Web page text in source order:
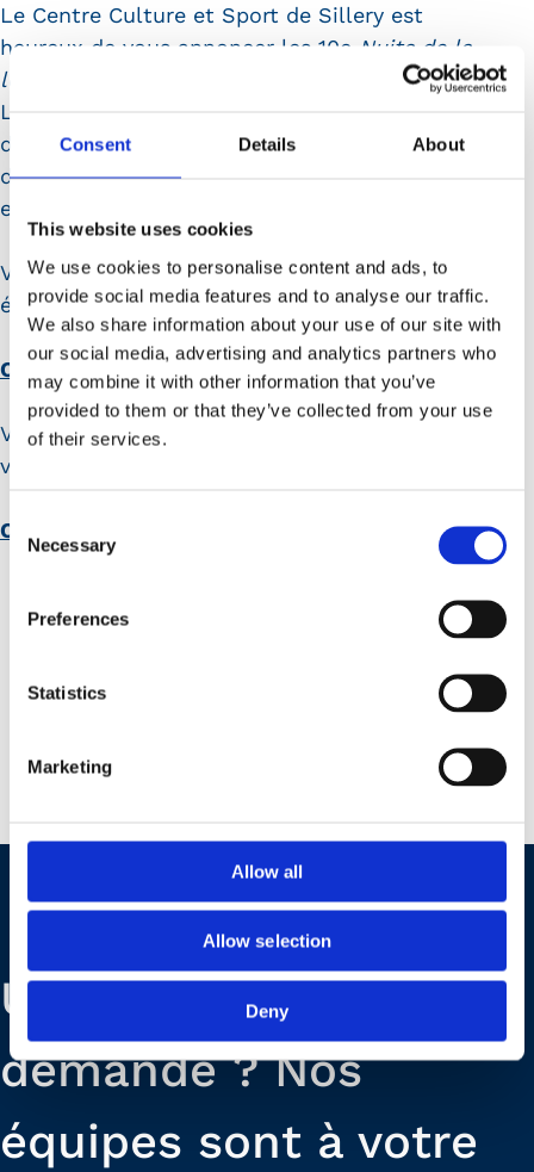
Consent Details About
This website uses cookies
We use cookies to personalise content and ads, to
provide social media features and to analyse our traffic.
We also share information about your use of our site with
our social media, advertising and analytics partners who
may combine it with other information that you’ve
provided to them or that they’ve collected from your use
of their services.
Consent
Selection
Necessary
Preferences
Statistics
Marketing
Allow all
Allow selection
Deny
Le Centre Culture et Sport de Sillery est
heureux de vous annoncer les 10e Nuits de la
lecture
organiséespar le Centre National du
Livre pour la cinquième année, qui se
dérouleront du mercredi 21 janvier au
dimanche 25 janvier 2026 sur le thème « Villes
et campagnes ».
Vous souhaitez plus d’information sur cet
évènement culturel d’ampleur national :
Cliquez ici
Vous trouverez des évènements à côté de chez
vous grâce au programme mis en ligne :
Cliquez ici
Une question, une
demande ? Nos
équipes sont à votre